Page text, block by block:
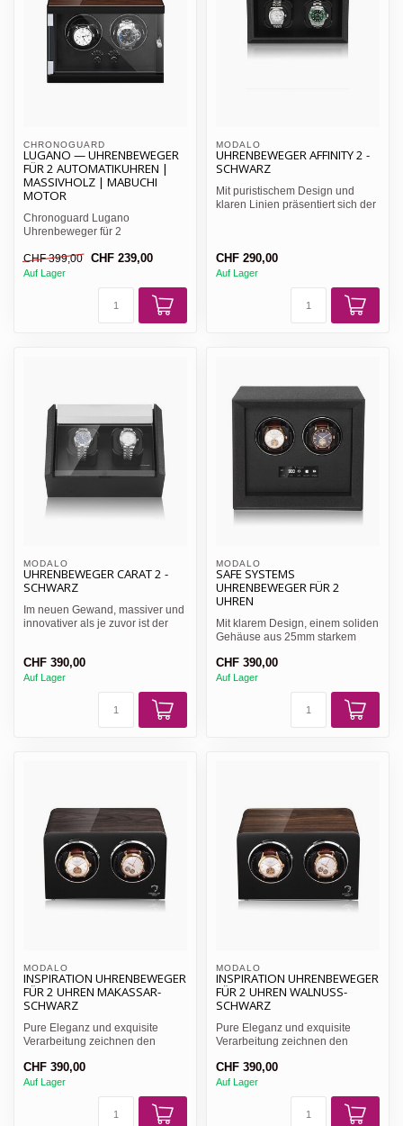
CHRONOGUARD
LUGANO — UHRENBEWEGER
FÜR 2 AUTOMATIKUHREN |
MASSIVHOLZ | MABUCHI
MOTOR
Chronoguard Lugano
Uhrenbeweger für 2
mit Klavierl...
CHF 399,00 CHF 239,00
Auf Lager
MODALO
UHRENBEWEGER AFFINITY 2 -
SCHWARZ
Mit puristischem Design und
klaren Linien präsentiert sich der
CHF 290,00
Auf Lager
MODALO
UHRENBEWEGER CARAT 2 -
SCHWARZ
Im neuen Gewand, massiver und
innovativer als je zuvor ist der
CHF 390,00
Auf Lager
MODALO
SAFE SYSTEMS
UHRENBEWEGER FÜR 2
UHREN
Mit klarem Design, einem soliden
Gehäuse aus 25mm starkem
CHF 390,00
Auf Lager
MODALO
INSPIRATION UHRENBEWEGER
FÜR 2 UHREN MAKASSAR-
SCHWARZ
Pure Eleganz und exquisite
Verarbeitung zeichnen den
au...
CHF 390,00
Auf Lager
MODALO
INSPIRATION UHRENBEWEGER
FÜR 2 UHREN WALNUSS-
SCHWARZ
Pure Eleganz und exquisite
Verarbeitung zeichnen den
au...
CHF 390,00
Auf Lager